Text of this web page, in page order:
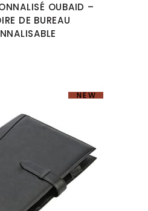
OUBAID –
DE BUREAU
NEW